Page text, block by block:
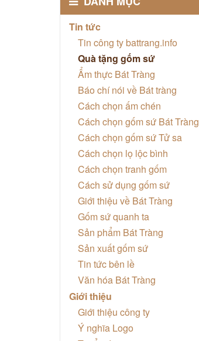
Tin tức
Tin công ty battrang.info
Quà tặng gốm sứ
Ẩm thực Bát Tràng
Báo chí nói về Bát tràng
Cách chọn ấm chén
Cách chọn gốm sứ Bát Tràng
Cách chọn gốm sứ Tử sa
Cách chọn lọ lộc bình
Cách chọn tranh gốm
Cách sử dụng gốm sứ
Giới thiệu về Bát Tràng
Gốm sứ quanh ta
Sản phẩm Bát Tràng
Sản xuất gốm sứ
Tin tức bên lề
Văn hóa Bát Tràng
Giới thiệu
Giới thiệu công ty
Ý nghĩa Logo